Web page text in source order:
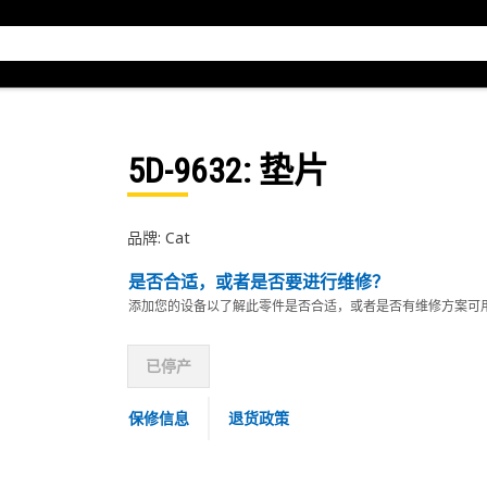
5D-9632: 垫片
品牌: Cat
是否合适，或者是否要进行维修？
添加您的设备以了解此零件是否合适，或者是否有维修方案可
已停产
保修信息 退货政策